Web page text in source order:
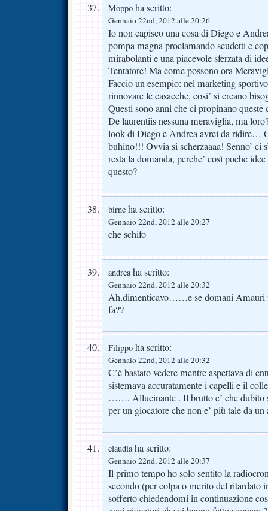
Moppo ha scritto:
Gennaio 22nd, 2012 alle 20:26
Io non capisco una cosa di Diego e
pompa magna proclamando scudetti e
mirabolanti e una piacevole sferzata di
Tentatore! Ma come possono ora
Faccio un esempio: nel marketing
rinnovare le casacche, cosi’ si creano
Questi sono anni che ci propinano queste
De laurentiis nessuna meraviglia, ma
look di Diego e Andrea avrei da ridire…
buhino!!! Ovvia si scherzaaaa! Senno’ ci
resta la domanda, perche’ così poche
questo?
birne ha scritto:
Gennaio 22nd, 2012 alle 20:27
che schifo
andreaha scritto:
Gennaio 22nd, 2012 alle 20:32
Ah,dimenticavo……e se domani Amauri
fa??
Filippo ha scritto:
Gennaio 22nd, 2012 alle 20:32
C’è bastato vedere mentre aspettava di
sistemava accuratamente i capelli e il
……. Allucinante . Il brutto e’ che dubito
per un giocatore che non e’ più tale da
claudiaha scritto:
Gennaio 22nd, 2012 alle 20:37
Il primo tempo ho solo sentito la
secondo (per colpa o merito del
sofferto chiedendomi in continuazione